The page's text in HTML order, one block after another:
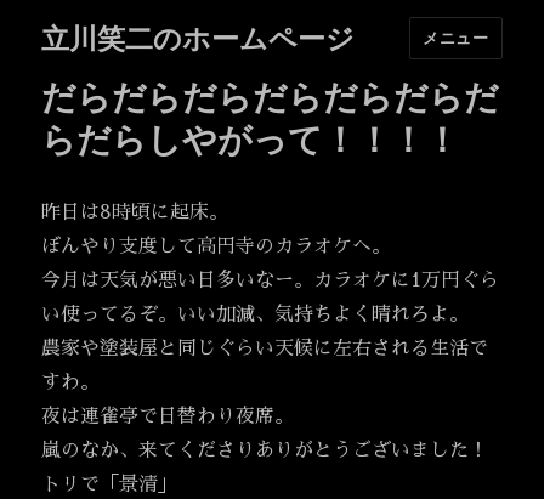
立川笑二のホームページ メニュー
だらだらだらだらだらだらだ
らだらしやがって！！！！
昨日は8時頃に起床。
ぼんやり支度して高円寺のカラオケへ。
今月は天気が悪い日多いなー。カラオケに1万円ぐら
い使ってるぞ。いい加減、気持ちよく晴れろよ。
農家や塗装屋と同じぐらい天候に左右される生活で
すわ。
夜は連雀亭で日替わり夜席。
嵐のなか、来てくださりありがとうございました！
トリで「景清」